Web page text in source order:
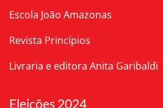
Escola João Amazonas
Revista Princípios
Livraria e editora Anita Garibaldi
Eleições 2024